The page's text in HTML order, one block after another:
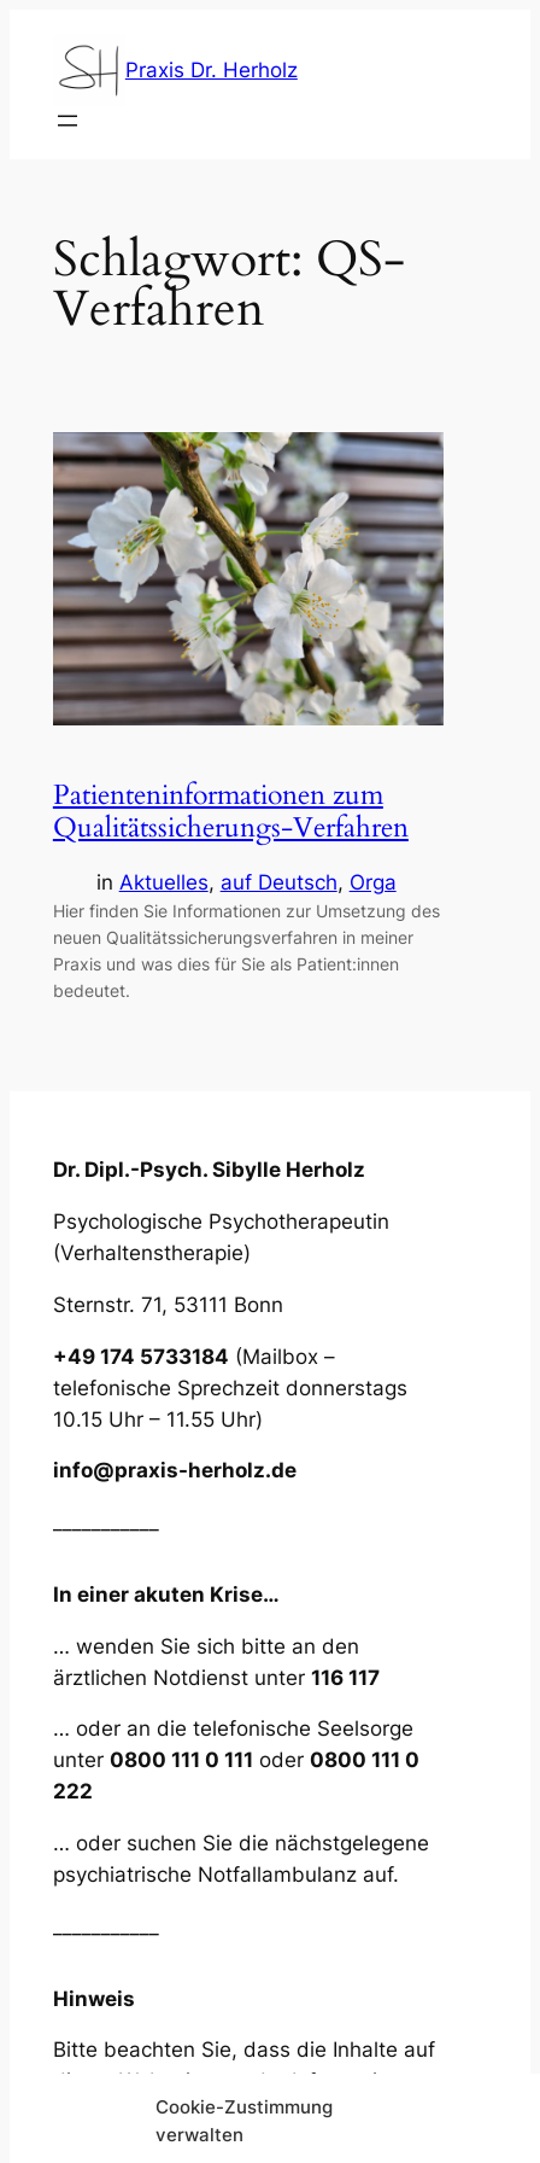
Cookie-Zustimmung
verwalten
springen
Praxis Dr. Herholz
Schlagwort: QS-
Verfahren
Patienteninformationen zum
Qualitätssicherungs-Verfahren
in Aktuelles, auf Deutsch, Orga
Hier finden Sie Informationen zur Umsetzung des
neuen Qualitätssicherungsverfahren in meiner
Praxis und was dies für Sie als Patient:innen
bedeutet.
Dr. Dipl.-Psych. Sibylle Herholz
Psychologische Psychotherapeutin
(Verhaltenstherapie)
Sternstr. 71, 53111 Bonn
+49 174 5733184 (Mailbox –
telefonische Sprechzeit donnerstags
10.15 Uhr – 11.55 Uhr)
info@praxis-herholz.de
In einer akuten Krise…
… wenden Sie sich bitte an den
ärztlichen Notdienst unter 116 117
… oder an die telefonische Seelsorge
unter 0800 111 0 111 oder 0800 111 0
222
… oder suchen Sie die nächstgelegene
psychiatrische Notfallambulanz auf.
Hinweis
Bitte beachten Sie, dass die Inhalte auf
dieser Webseite nur der Information
über das Behandlungs- und
Beratungsangebot dienen. Bei